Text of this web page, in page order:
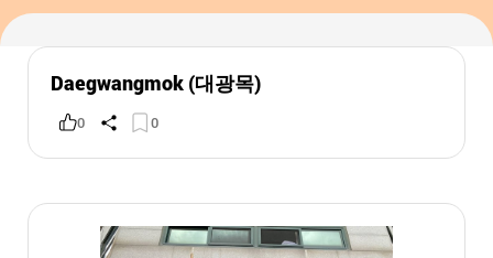
Daegwangmok (대광목)
0 0